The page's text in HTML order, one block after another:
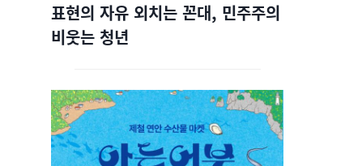
표현의 자유 외치는 꼰대, 민주주의
비웃는 청년